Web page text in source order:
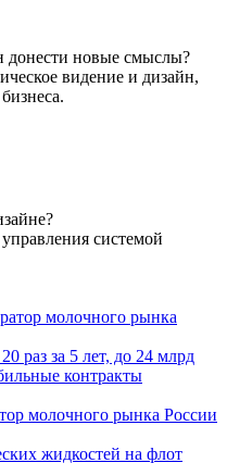
донести новые смыслы?
видение и дизайн,
системой
раз за 5 лет, до 24 млрд
контракты
молочного рынка России